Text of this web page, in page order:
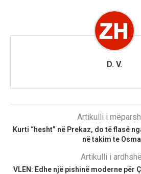
D. V.
Artikulli i
Kurti “hesht” në Prekaz, do të flasë
në takim te
Artikulli i
VLEN: Edhe një pishinë moderne për